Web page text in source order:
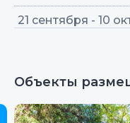
21 сентября - 10
Объекты